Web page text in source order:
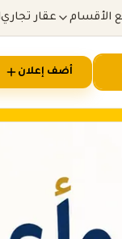
الأقسام عقار تجاري
أضف إعلان